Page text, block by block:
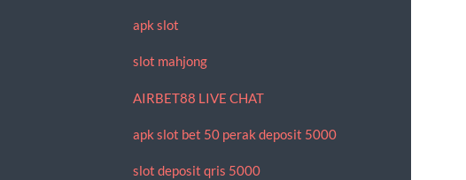
apk slot
slot mahjong
AIRBET88 LIVE CHAT
apk slot bet 50 perak deposit 5000
slot deposit qris 5000